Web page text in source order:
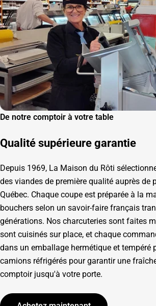
De notre comptoir à votre table
Qualité supérieure garantie
Depuis 1969, La Maison du Rôti
des viandes de première qualité auprès de
Québec. Chaque coupe est préparée à la
bouchers selon un savoir-faire français
générations. Nos charcuteries sont faites
sont cuisinés sur place, et chaque
dans un emballage hermétique et tempéré
camions réfrigérés pour garantir une
comptoir jusqu'à votre porte.